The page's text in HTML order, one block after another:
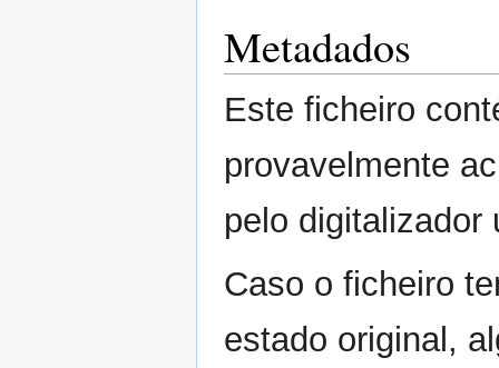
Metadados
Este ficheiro
provavelmente
pelo digitalizador
Caso o ficheiro
estado original,